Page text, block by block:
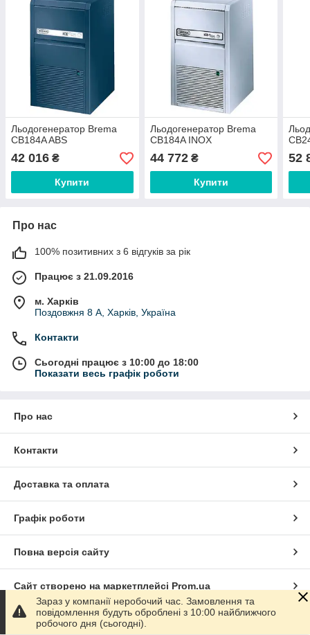
Льодогенератор Brema
CB184A ABS
42 016 ₴
Купити
Льодогенератор Brema
CB184A INOX
44 772₴
Купити
52
Про нас
100% позитивних з 6 відгуків за рік
Працює з 21.09.2016
м. Харків
Поздовжня 8 А, Харків, Україна
Контакти
Сьогодні працює з 10:00 до 18:00
Показати весь графік роботи
Про нас
Контакти
Доставка та оплата
Графік роботи
Повна версія сайту
Сайт створено на маркетплейсі Prom.ua
Політика конфіденційності
Зараз у компанії неробочий час. Замовлення та
повідомлення будуть оброблені з 10:00 найближчого
робочого дня (сьогодні).